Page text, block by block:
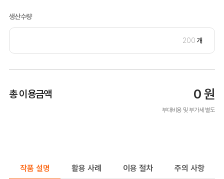
생산수량
개
총 이용금액 0 원
부대비용 및 부가세 별도
작품 설명 활용 사례 이용 절차 주의 사항